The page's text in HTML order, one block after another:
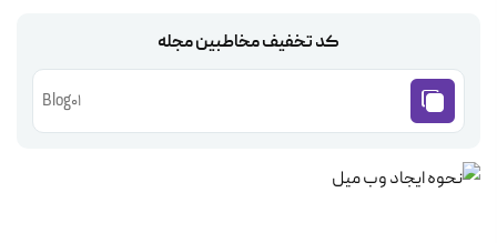
کد تخفیف مخاطبین مجله
Blog01